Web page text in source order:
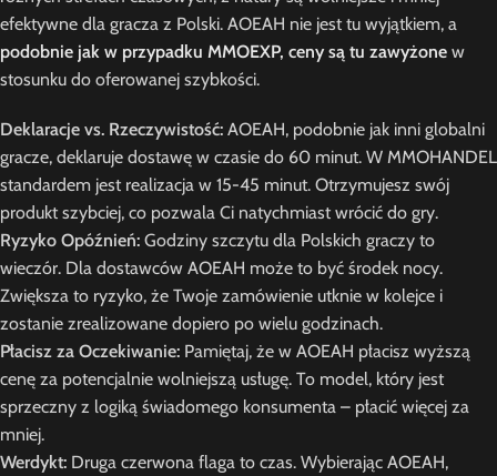
efektywne dla gracza z Polski. AOEAH nie jest tu wyjątkiem, a
podobnie jak w przypadku MMOEXP, ceny są tu zawyżone w
stosunku do oferowanej szybkości.
Deklaracje vs. Rzeczywistość: AOEAH, podobnie jak inni globalni
gracze, deklaruje dostawę w czasie do 60 minut. W MMOHANDEL
standardem jest realizacja w 15-45 minut. Otrzymujesz swój
produkt szybciej, co pozwala Ci natychmiast wrócić do gry.
Ryzyko Opóźnień: Godziny szczytu dla Polskich graczy to
wieczór. Dla dostawców AOEAH może to być środek nocy.
Zwiększa to ryzyko, że Twoje zamówienie utknie w kolejce i
zostanie zrealizowane dopiero po wielu godzinach.
Płacisz za Oczekiwanie: Pamiętaj, że w AOEAH płacisz wyższą
cenę za potencjalnie wolniejszą usługę. To model, który jest
sprzeczny z logiką świadomego konsumenta – płacić więcej za
mniej.
Werdykt: Druga czerwona flaga to czas. Wybierając AOEAH,